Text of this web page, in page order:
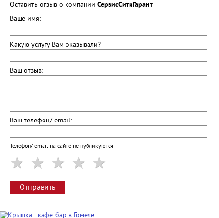
Оставить отзыв о компании СервисСитиГарант
Ваше имя:
Какую услугу Вам оказывали?
Ваш отзыв:
Ваш телефон/ email:
Телефон/ email на сайте не публикуются
Отправить